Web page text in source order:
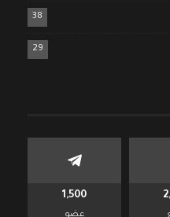
38
29
1,500
عضو